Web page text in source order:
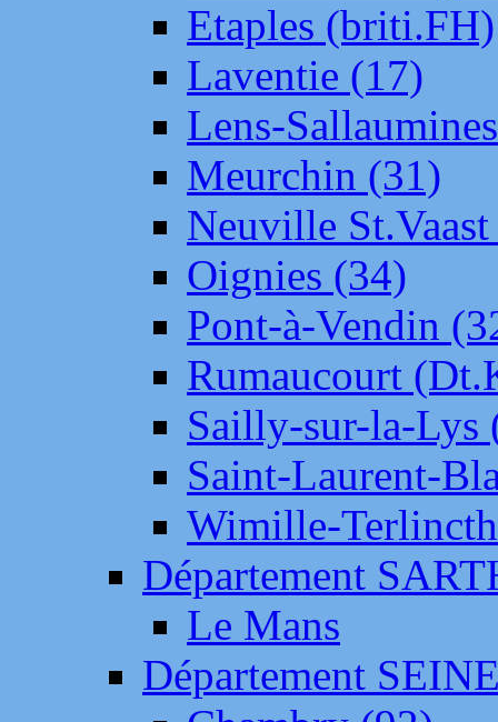
Etaples (briti.FH)
Laventie (17)
Lens-
Meurchin (31)
Neuville
Oignies (34)
Pont-à-Vendin
Rumaucourt
Sailly-sur-la-Lys
Saint-Laurent-
Wimille-
Département
Le Mans
Département